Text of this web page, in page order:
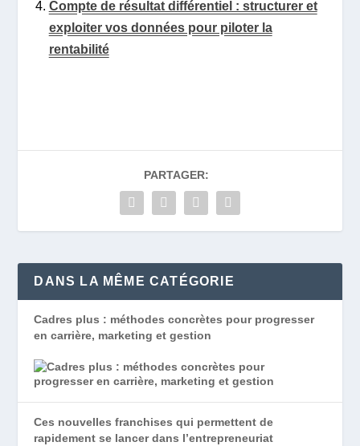
Compte de résultat différentiel : structurer et
exploiter vos données pour piloter la
rentabilité
PARTAGER:
DANS LA MÊME CATÉGORIE
Cadres plus : méthodes concrètes pour progresser
en carrière, marketing et gestion
Ces nouvelles franchises qui permettent de
rapidement se lancer dans l’entrepreneuriat